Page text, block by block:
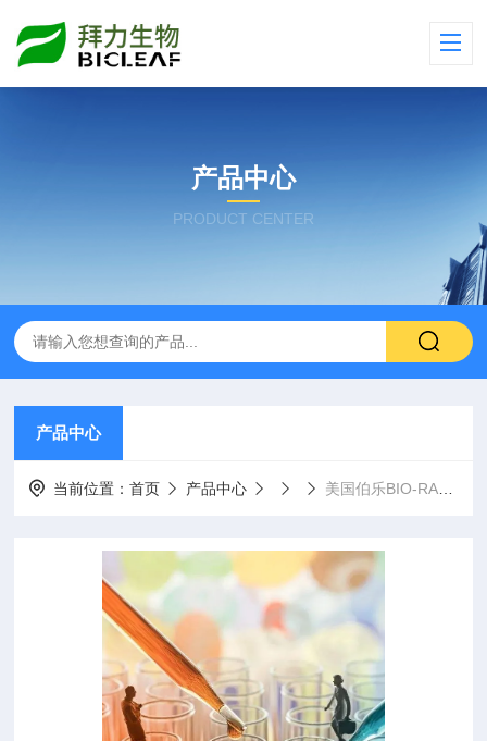
产品中心
PRODUCT CENTER
产品中心
当前位置：首页 产品中心 美国伯乐BIO-RAD电击杯/电转杯